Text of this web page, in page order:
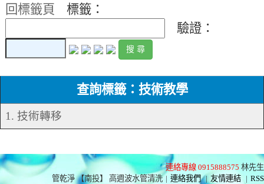
回標籤頁
標籤：
驗證：
查詢標籤：技術教學
1. 技術轉移
連絡專線 0915888575 林先生
管乾淨 【南投】 高週波水管清洗 | 連絡我們 | 友情連結 | RSS